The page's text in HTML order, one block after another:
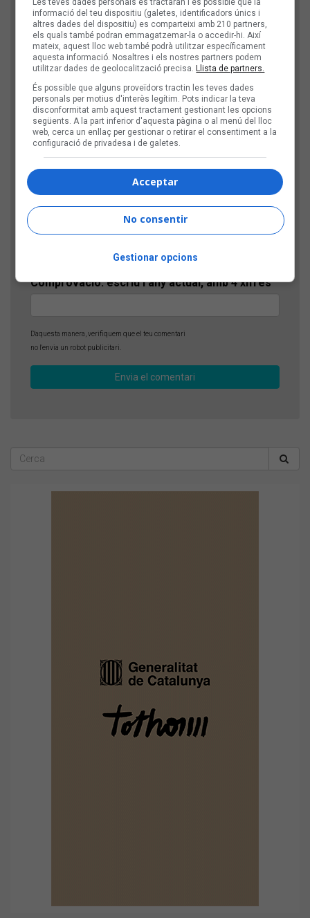
Nom
Títol
Comentari
Comprovació: escriu l'any actual, amb 4 xifres
D'aquesta manera, verifiquem que el teu comentari
no l'envia un robot publicitari.
Les teves dades personals es tractaran i és possible que la
informació del teu dispositiu (galetes, identificadors únics i
altres dades del dispositiu) es comparteixi amb 210 partners,
els quals també podran emmagatzemar-la o accedir-hi. Així
mateix, aquest lloc web també podrà utilitzar específicament
aquesta informació. Nosaltres i els nostres partners podem
utilitzar dades de geolocalització precisa. Llista de partners.
És possible que alguns proveïdors tractin les teves dades
personals per motius d'interès legítim. Pots indicar la teva
disconformitat amb aquest tractament gestionant les opcions
següents. A la part inferior d'aquesta pàgina o al menú del lloc
web, cerca un enllaç per gestionar o retirar el consentiment a la
configuració de privadesa i de galetes.
Acceptar
No consentir
Gestionar opcions